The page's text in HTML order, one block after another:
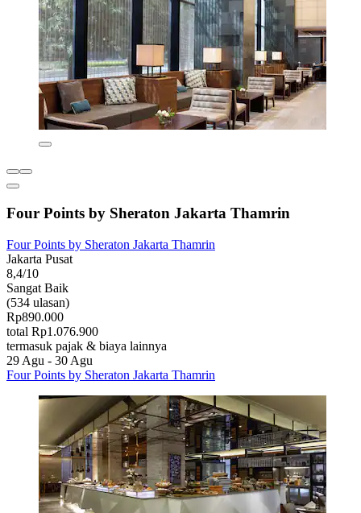
Four Points by Sheraton Jakarta Thamrin
Four Points by Sheraton Jakarta Thamrin
Jakarta Pusat
8,4/10
Sangat Baik
(534 ulasan)
Rp890.000
total Rp1.076.900
termasuk pajak & biaya lainnya
29 Agu - 30 Agu
Four Points by Sheraton Jakarta Thamrin